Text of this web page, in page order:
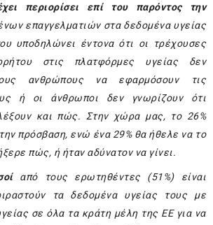
περιορίσει επί του παρόντος την
επαγγελματιών στα δεδομένα υγείας
υποδηλώνει έντονα ότι οι τρέχουσες
στις πλατφόρμες υγείας δεν
ανθρώπους να εφαρμόσουν τις
ή οι άνθρωποι δεν γνωρίζουν ότι
και πώς. Στην χώρα μας, το 26%
πρόσβαση, ενώ ένα 29% θα ήθελε να το
πώς, ή ήταν αδύνατον να γίνει.
από τους ερωτηθέντες (51%) είναι
τα δεδομένα υγείας τους με
σε όλα τα κράτη μέλη της ΕΕ για να